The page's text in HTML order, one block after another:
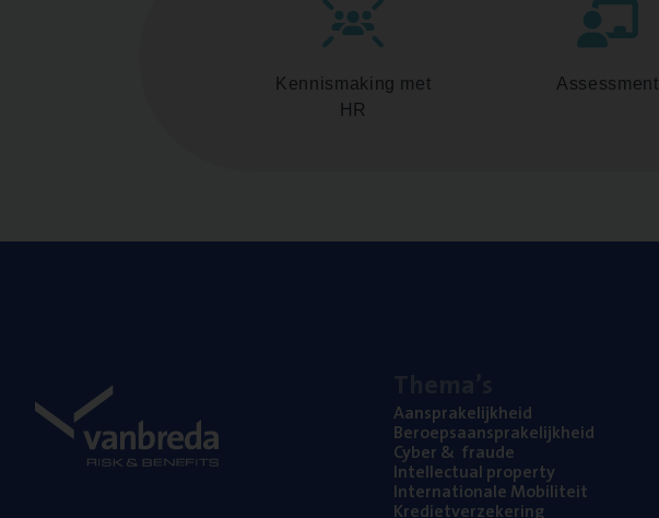
Kennismaking met
HR
Assessment
Aan­spra­ke­lijk­heid
Beroeps­aan­spra­ke­lijk­heid
Cyber& fraude
Intel­lec­tu­al property
Inter­na­ti­o­na­le Mobiliteit
Kre­diet­ver­ze­ke­ring